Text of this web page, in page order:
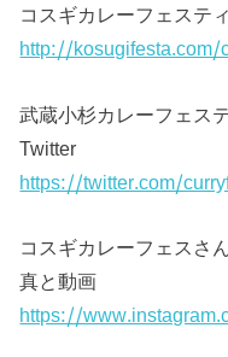
コスギカレーフェステ
http://kosugifesta.com/
武蔵小杉カレーフェス
Twitter
https://twitter.com/
コスギカレーフェスさ
真と動画
https://